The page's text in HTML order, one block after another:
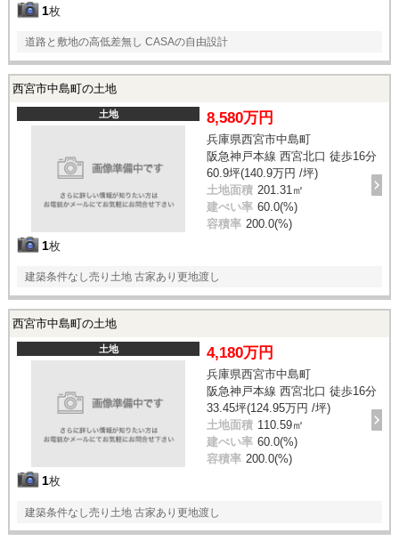
1枚
道路と敷地の高低差無し CASAの自由設計
西宮市中島町の土地
土地
1枚
8,580万円
兵庫県西宮市中島町
阪急神戸本線 西宮北口 徒歩16分
60.9坪(140.9万円 /坪)
土地面積 201.31㎡
建ぺい率 60.0(%)
容積率 200.0(%)
建築条件なし売り土地 古家あり更地渡し
西宮市中島町の土地
土地
1枚
4,180万円
兵庫県西宮市中島町
阪急神戸本線 西宮北口 徒歩16分
33.45坪(124.95万円 /坪)
土地面積 110.59㎡
建ぺい率 60.0(%)
容積率 200.0(%)
建築条件なし売り土地 古家あり更地渡し